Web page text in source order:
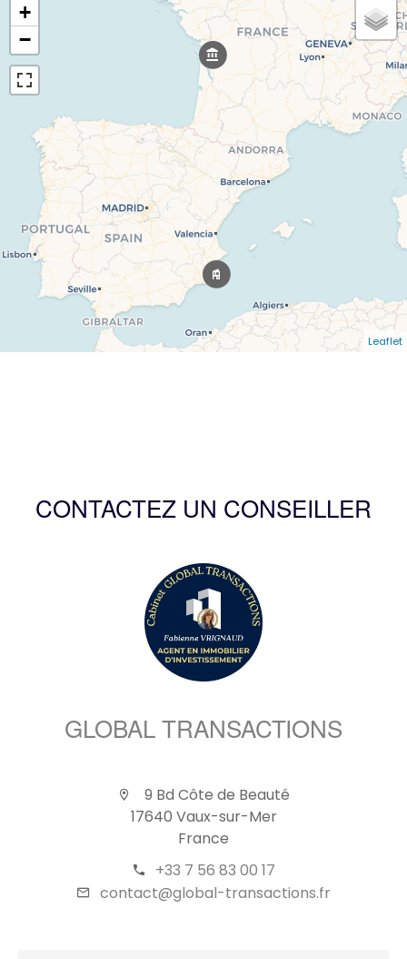
+
−
Leaflet
CONTACTEZ UN CONSEILLER
GLOBAL TRANSACTIONS
9 Bd Côte de Beauté
17640 Vaux-sur-Mer
France
+33 7 56 83 00 17
contact@global-transactions.fr